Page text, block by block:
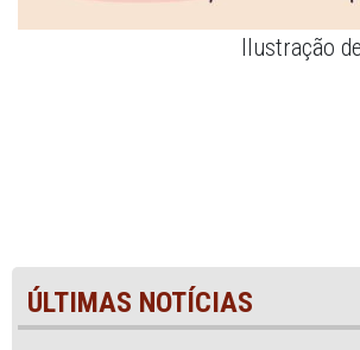
Ilustração
ÚLTIMAS NOTÍCIAS